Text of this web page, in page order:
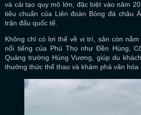
và cải tạo quy mô lớn, đặc biệt vào năm
tiêu chuẩn của Liên đoàn Bóng đá châu
trận đấu quốc tế.
Không chỉ có lợi thế về vị trí, sân còn
nổi tiếng của Phú Thọ như Đền Hùng,
Quảng trường Hùng Vương, giúp du
thưởng thức thể thao và khám phá văn hóa